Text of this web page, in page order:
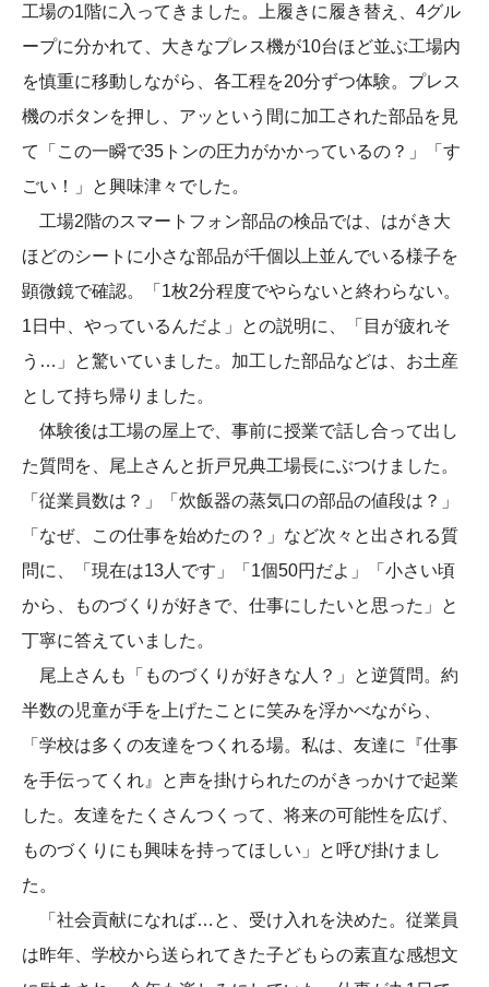
工場の1階に入ってきました。上履きに履き替え、4グル
ープに分かれて、大きなプレス機が10台ほど並ぶ工場内
を慎重に移動しながら、各工程を20分ずつ体験。プレス
機のボタンを押し、アッという間に加工された部品を見
て「この一瞬で35トンの圧力がかかっているの？」「す
ごい！」と興味津々でした。
工場2階のスマートフォン部品の検品では、はがき大
ほどのシートに小さな部品が千個以上並んでいる様子を
顕微鏡で確認。「1枚2分程度でやらないと終わらない。
1日中、やっているんだよ」との説明に、「目が疲れそ
う…」と驚いていました。加工した部品などは、お土産
として持ち帰りました。
体験後は工場の屋上で、事前に授業で話し合って出し
た質問を、尾上さんと折戸兄典工場長にぶつけました。
「従業員数は？」「炊飯器の蒸気口の部品の値段は？」
「なぜ、この仕事を始めたの？」など次々と出される質
問に、「現在は13人です」「1個50円だよ」「小さい頃
から、ものづくりが好きで、仕事にしたいと思った」と
丁寧に答えていました。
尾上さんも「ものづくりが好きな人？」と逆質問。約
半数の児童が手を上げたことに笑みを浮かべながら、
「学校は多くの友達をつくれる場。私は、友達に『仕事
を手伝ってくれ』と声を掛けられたのがきっかけで起業
した。友達をたくさんつくって、将来の可能性を広げ、
ものづくりにも興味を持ってほしい」と呼び掛けまし
た。
「社会貢献になれば…と、受け入れを決めた。従業員
は昨年、学校から送られてきた子どもらの素直な感想文